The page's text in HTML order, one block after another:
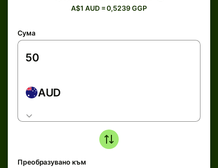
A$1 AUD = 0,5239 GGP
Сума
AUD
Преобразувано към